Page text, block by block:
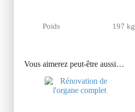
Poids 197 kg
Vous aimerez peut-être aussi…